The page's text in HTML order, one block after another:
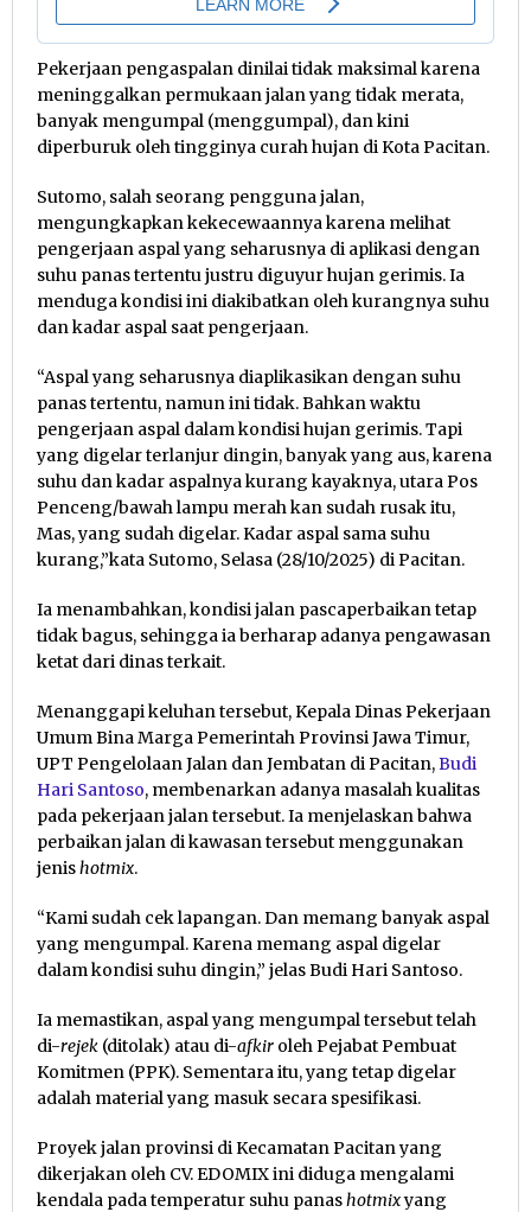
Pekerjaan pengaspalan dinilai tidak maksimal karena
meninggalkan permukaan jalan yang tidak merata,
banyak mengumpal (menggumpal), dan kini
diperburuk oleh tingginya curah hujan di Kota Pacitan.
Sutomo, salah seorang pengguna jalan,
mengungkapkan kekecewaannya karena melihat
pengerjaan aspal yang seharusnya di aplikasi dengan
suhu panas tertentu justru diguyur hujan gerimis. Ia
menduga kondisi ini diakibatkan oleh kurangnya suhu
dan kadar aspal saat pengerjaan.
“Aspal yang seharusnya diaplikasikan dengan suhu
panas tertentu, namun ini tidak. Bahkan waktu
pengerjaan aspal dalam kondisi hujan gerimis. Tapi
yang digelar terlanjur dingin, banyak yang aus, karena
suhu dan kadar aspalnya kurang kayaknya, utara Pos
Penceng/bawah lampu merah kan sudah rusak itu,
Mas, yang sudah digelar. Kadar aspal sama suhu
kurang,”kata Sutomo, Selasa (28/10/2025) di Pacitan.
Ia menambahkan, kondisi jalan pascaperbaikan tetap
tidak bagus, sehingga ia berharap adanya pengawasan
ketat dari dinas terkait.
Menanggapi keluhan tersebut, Kepala Dinas Pekerjaan
Umum Bina Marga Pemerintah Provinsi Jawa Timur,
UPT Pengelolaan Jalan dan Jembatan di Pacitan,Budi
Hari Santoso, membenarkan adanya masalah kualitas
pada pekerjaan jalan tersebut. Ia menjelaskan bahwa
perbaikan jalan di kawasan tersebut menggunakan
jenishotmix.
“Kami sudah cek lapangan. Dan memang banyak aspal
yang mengumpal. Karena memang aspal digelar
dalam kondisi suhu dingin,” jelas Budi Hari Santoso.
Ia memastikan, aspal yang mengumpal tersebut telah
di-rejek (ditolak) atau di-afkir oleh Pejabat Pembuat
Komitmen (PPK). Sementara itu, yang tetap digelar
adalah material yang masuk secara spesifikasi.
Proyek jalan provinsi di Kecamatan Pacitan yang
dikerjakan oleh CV. EDOMIX ini diduga mengalami
kendala pada temperatur suhu panashotmixyang